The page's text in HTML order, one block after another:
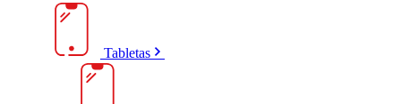
Tabletas